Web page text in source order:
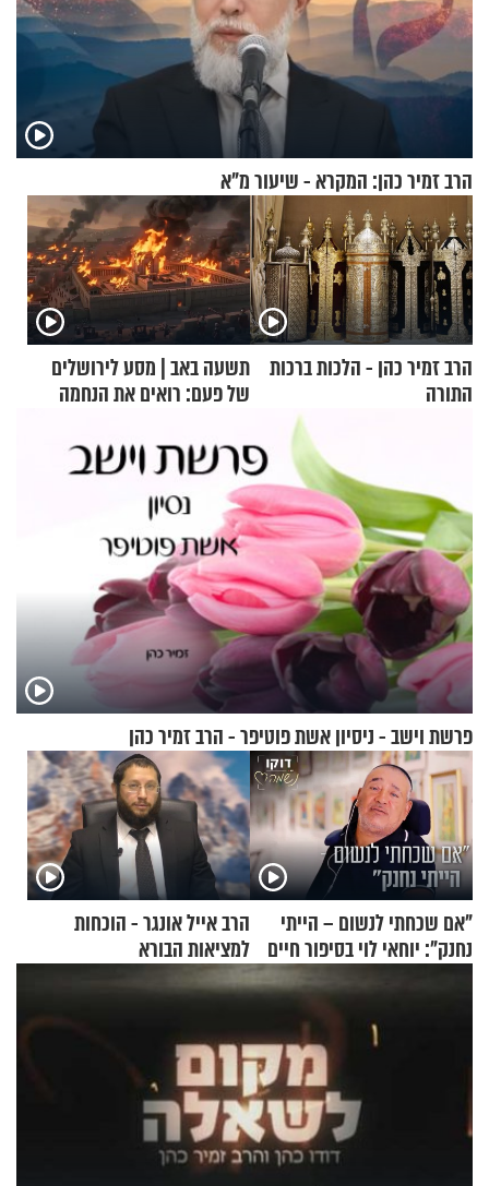
הרב זמיר כהן: המקרא - שיעור מ"א
הרב זמיר כהן - הלכות ברכות
התורה
תשעה באב | מסע לירושלים
של פעם: רואים את הנחמה
פרשת וישב - ניסיון אשת פוטיפר - הרב זמיר כהן
"אם שכחתי לנשום – הייתי
נחנק": יוחאי לוי בסיפור חיים
הרב אייל אונגר - הוכחות
למציאות הבורא